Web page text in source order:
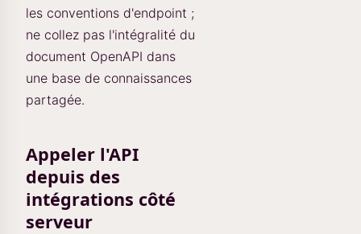
les conventions d'endpoint ;
ne collez pas l'intégralité du
document OpenAPI dans
une base de connaissances
partagée.
Appeler l'API
depuis des
intégrations côté
serveur